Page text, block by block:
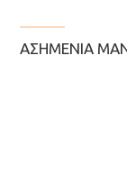
ΑΣΗΜΈΝΙΑ